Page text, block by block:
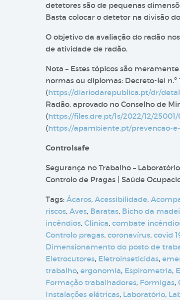
detetores são de pequenas
Basta colocar o detetor na divisão
O objetivo da avaliação do radão
de atividade de radão.
Nota – Estes tópicos são
normas ou diplomas: Decreto-lei n.º
(https://diariodarepublica.pt/dr/
Radão, aprovado no Conselho de
(https://files.dre.pt/1s/2022/12/
(https://apambiente.pt/prevencao-
Controlsafe
Segurança no Trabalho –
Controlo de Pragas | Saúde
Tags: Ácaros, Acessibilidade,
riscos, Aves, Baratas, Bicho da
incêndios, Clínica, combate
Controlo pragas, coronavírus, covid
Dimensionamento do posto de
Eletrocutores, Eletroinseticidas,
trabalho, ergonomia, Espirometria,
Formação trabalhadores, Formigas,
Instalações elétricas, Laboratório,